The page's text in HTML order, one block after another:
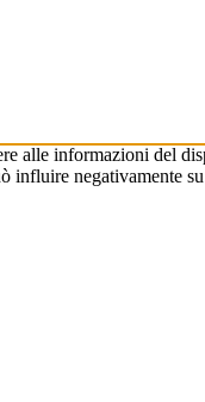
informazioni del
negativamente